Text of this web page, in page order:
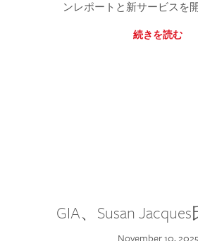
ンレポートと新サービスを
続きを読む
GIA、Susan